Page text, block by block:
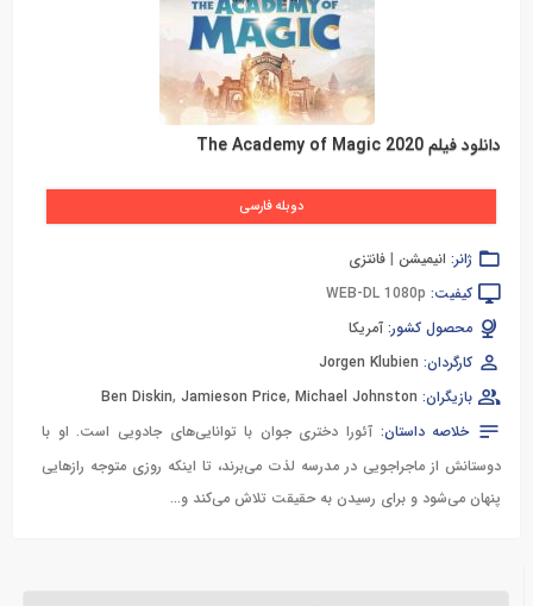
دانلود فیلم The Academy of Magic 2020
دوبله فارسی
ژانر: انیمیشن | فانتزی
کیفیت: WEB-DL 1080p
محصول کشور: آمریکا
کارگردان: Jorgen Klubien
بازیگران:
Ben Diskin, Jamieson Price, Michael Johnston
خلاصه داستان: آئورا دختری جوان با توانایی‌های جادویی است. او با
دوستانش از ماجراجویی در مدرسه لذت می‌برند، تا اینکه روزی متوجه رازهایی
پنهان می‌شود و برای رسیدن به حقیقت تلاش می‌کند و...